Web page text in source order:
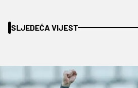
SLJEDEĆA VIJEST